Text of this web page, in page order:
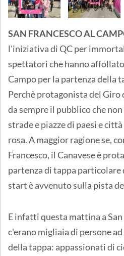
SAN FRANCESCO AL
l'iniziativa di QC per
spettatori che hanno affollato
Campo per la partenza della
Perchè protagonista del
da sempre il pubblico che
strade e piazze di paesi e
rosa. A maggior ragione se,
Francesco, il Canavese è
partenza di tappa particolare
start è avvenuto sulla pista
E infatti questa mattina a
c'erano migliaia di persone
della tappa: appassionati di